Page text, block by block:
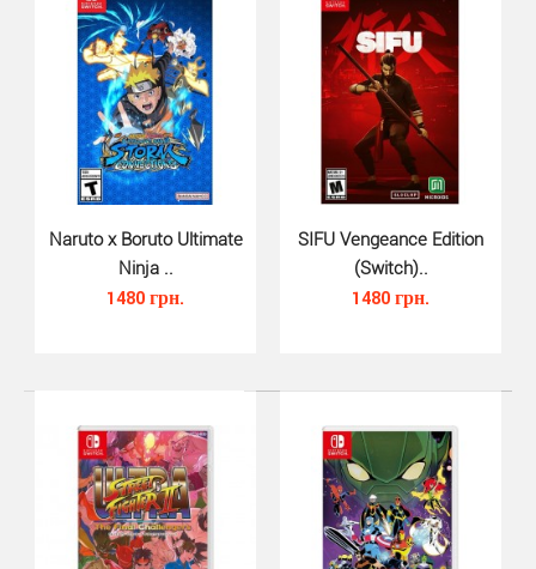
South Park Snow Day (Switch)..
1080 грн.
Naruto x Boruto Ultimate
Ninja ..
1480 грн.
SIFU Vengeance Edition
(Switch)..
1480 грн.